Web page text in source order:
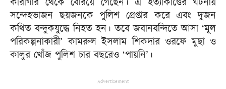
সন্দেহভাজন ছয়জনকে পুলিশ গ্রেপ্তার করে এবং দুজন
কথিত বন্দুকযুদ্ধে নিহত হন। তবে জবানবন্দিতে আসা ‘মূল
পরিকল্পনাকারী’ কামরুল ইসলাম শিকদার ওরফে মুছা ও
কালুর খোঁজ পুলিশ চার বছরেও ‘পায়নি’।
Advertisement